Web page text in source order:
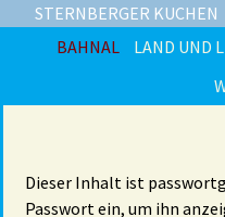
STERNBERGER KUCHEN
BAHNAL
LAND UND
Dieser Inhalt ist
Passwort ein, um ihn